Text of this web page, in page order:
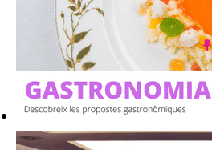
Activitats
On?